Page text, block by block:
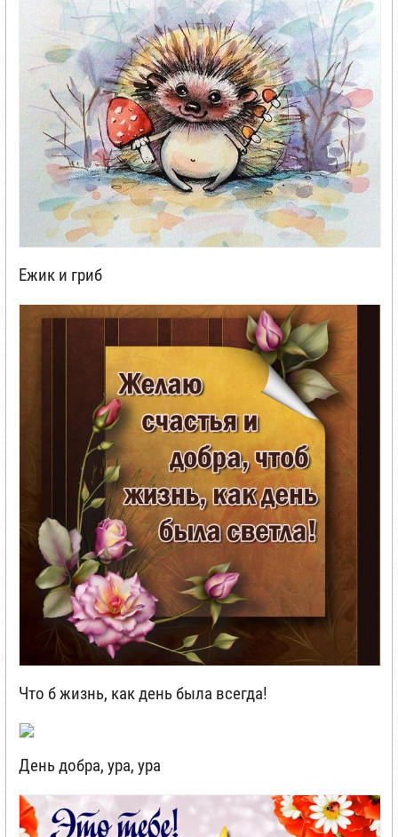
Ежик и гриб
Что б жизнь, как день была всегда!
День добра, ура, ура